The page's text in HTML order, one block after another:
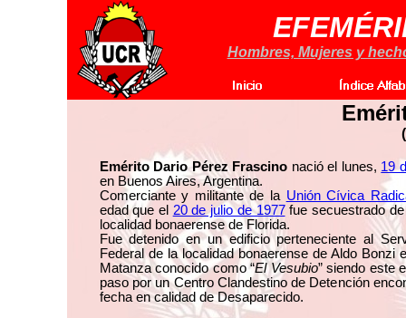
Hombres, Mujeres y
Emérito Dario Pérez Frascino nació el lunes, 19
en Buenos Aires, Argentina.
Comerciante y militante de la Unión Cívica
edad que el 20 de julio de 1977fue secuestrado
localidad bonaerense de Florida.
Fue detenido en un edificio perteneciente al
Federal de la localidad bonaerense de Aldo Bonzi
Matanza conocido como “El Vesubio” siendo este
paso por un Centro Clandestino de Detención
fecha en calidad de Desaparecido.